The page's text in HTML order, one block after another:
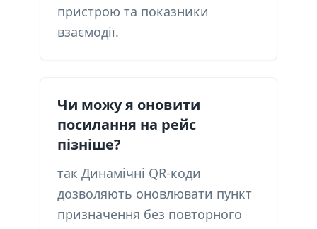
пристрою та показники
взаємодії.
Чи можу я оновити
посилання на рейс
пізніше?
так Динамічні QR-коди
дозволяють оновлювати пункт
призначення без повторного